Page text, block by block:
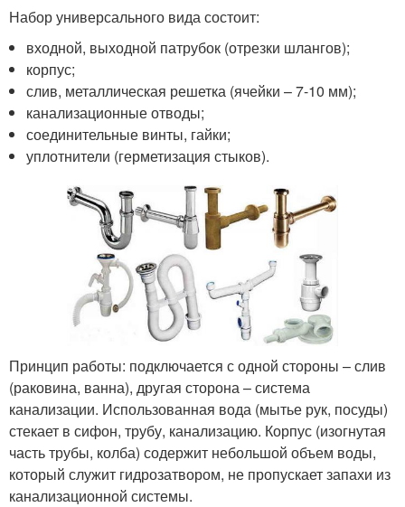
Набор универсального вида состоит:
входной, выходной патрубок (отрезки шлангов);
корпус;
слив, металлическая решетка (ячейки – 7-10 мм);
канализационные отводы;
соединительные винты, гайки;
уплотнители (герметизация стыков).
Принцип работы: подключается с одной стороны – слив
(раковина, ванна), другая сторона – система
канализации. Использованная вода (мытье рук, посуды)
стекает в сифон, трубу, канализацию. Корпус (изогнутая
часть трубы, колба) содержит небольшой объем воды,
который служит гидрозатвором, не пропускает запахи из
канализационной системы.